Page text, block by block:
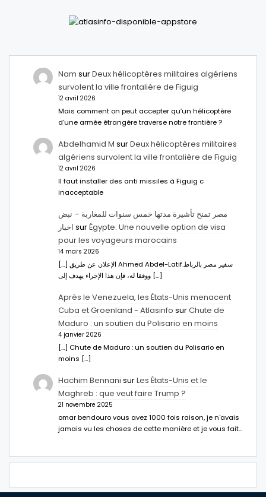
Nam surDeux hélicoptères militaires algériens
survolent la ville frontalière de Figuig
12 avril 2026
Mais comment on peut accepter qu’un hélicoptère
d’une armée étrangère traverse notre frontière ?
Abdelhamid M surDeux hélicoptères militaires
algériens survolent la ville frontalière de Figuig
12 avril 2026
Il faut installer des anti missiles à Figuig c
inacceptable
مصر تمنح تأشيرة مدتها خمس سنوات للمغاربة – نبض
اخبار surÉgypte: Une nouvelle option de visa
pour les voyageurs marocains
14 mars 2026
[…] الإعلان عن طريق Ahmed Abdel-Latifسفير مصر بالرباط.
ووفقا له، فإن هذا الإجراء يهدف إلى […]
Après le Venezuela, les États-Unis menacent
Cuba et Groenland - Atlasinfo surChute de
Maduro : un soutien du Polisario en moins
4 janvier 2026
[…] Chute de Maduro : un soutien du Polisario en
moins […]
Hachim Bennani surLes États-Unis et le
Maghreb : que veut faire Trump ?
21 novembre 2025
omar bendouro vous avez 1000 fois raison, je n'avais
jamais vu les choses de cette manière et je vous fait…